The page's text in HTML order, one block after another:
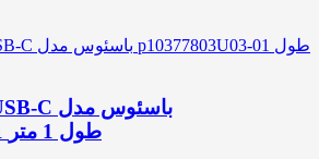
p10377803U03-01 طول 1 متر